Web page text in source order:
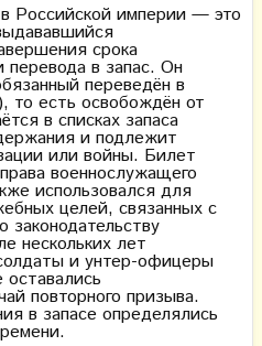
Российской империи — это
срока
в запас. Он
переведён в
то есть освобождён от
в списках запаса
и подлежит
или войны. Билет
военнослужащего
использовался для
целей, связанных с
законодательству
нескольких лет
и унтер-офицеры
оставались
повторного призыва.
в запасе определялись